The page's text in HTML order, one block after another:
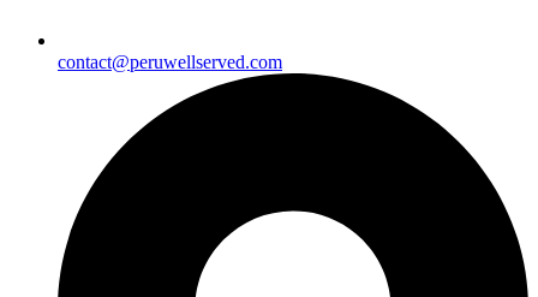
contact@peruwellserved.com